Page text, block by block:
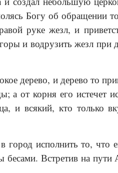
Богу об обращении
руке жезл, и
и водрузить жезл при
дерево, и дерево то
а от корня его истечет
и всякий, кто только
исполнить то, что
Встретив на пути